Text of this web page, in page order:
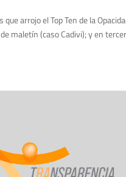
arrojo el Top Ten de la
maletín (caso Cadivi); y en